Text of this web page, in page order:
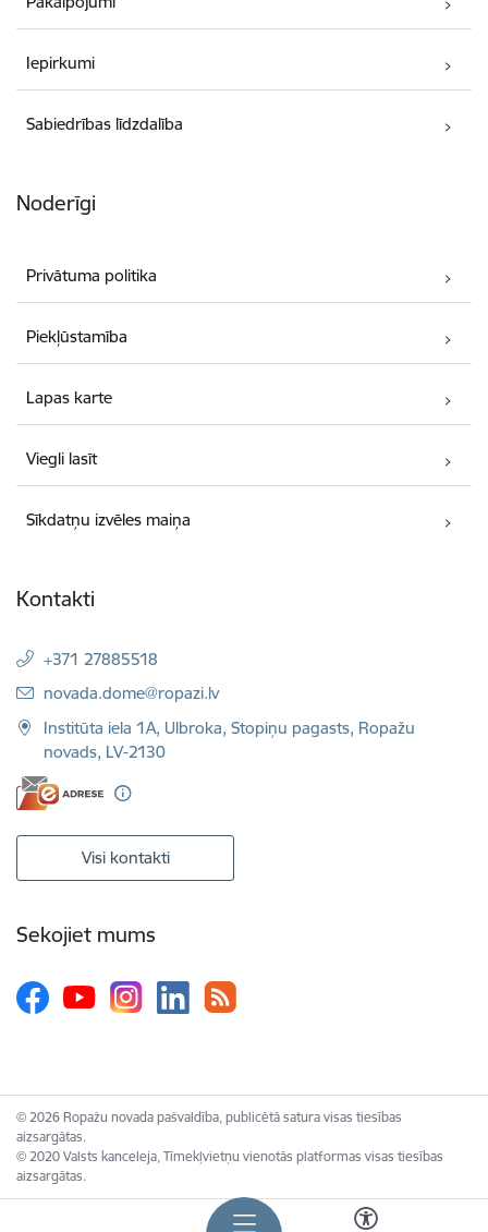
Iepirkumi
Sabiedrības līdzdalība
Noderīgi
Privātuma politika
Piekļūstamība
Lapas karte
Viegli lasīt
Sīkdatņu izvēles maiņa
Kontakti
+371 27885518
E-pasts:
novada.dome@ropazi.lv
Institūta iela 1A, Ulbroka, Stopiņu pagasts, Ropažu
novads, LV-2130
Visi kontakti
Sekojiet mums
© 2026 Ropažu novada pašvaldība, publicētā satura visas tiesības
aizsargātas.
© 2020 Valsts kanceleja, Tīmekļvietņu vienotās platformas visas tiesības
aizsargātas.